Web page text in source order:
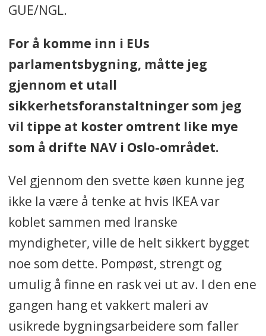
GUE/NGL.
For å komme inn i EUs
parlamentsbygning, måtte jeg
gjennom et utall
sikkerhetsforanstaltninger som jeg
vil tippe at koster omtrent like mye
som å drifte NAV i Oslo-området.
Vel gjennom den svette køen kunne jeg
ikke la være å tenke at hvis IKEA var
koblet sammen med Iranske
myndigheter, ville de helt sikkert bygget
noe som dette. Pompøst, strengt og
umulig å finne en rask vei ut av. I den ene
gangen hang et vakkert maleri av
usikrede bygningsarbeidere som faller